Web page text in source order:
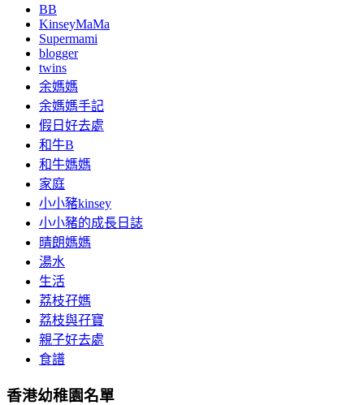
BB
KinseyMaMa
Supermami
blogger
twins
余媽媽
余媽媽手記
假日好去處
和牛B
和牛媽媽
家庭
小小豬kinsey
小小豬的成長日誌
晴朗媽媽
湯水
生活
荔枝孖媽
荔枝與孖寶
親子好去處
食譜
香港幼稚園名單